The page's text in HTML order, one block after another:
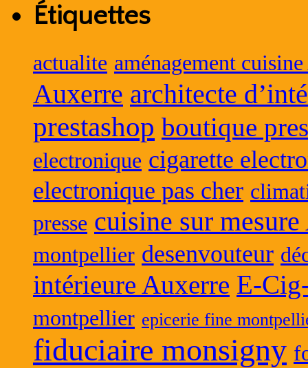
Étiquettes
actualite aménagement
Auxerre architecte
prestashop boutique
electronique cigarette
electronique pas cher
presse cuisine sur
montpellier desenvouteur
intérieure Auxerre E-
montpellier epicerie fine
fiduciaire monsigny